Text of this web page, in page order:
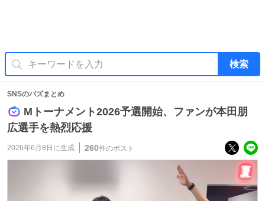
検索
SNSのバズまとめ
Mトーナメント2026予選開始、ファンが本田朋
広選手を熱烈応援
2026年6月8日 に生成 260件のポスト